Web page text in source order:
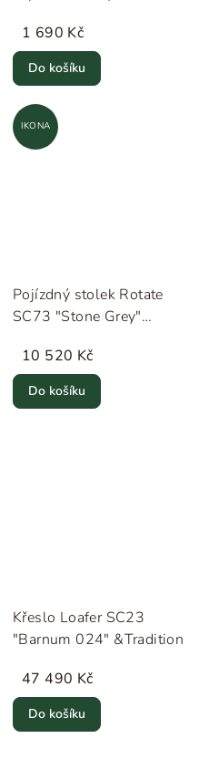
1 690 Kč
Do košíku
IKONA
Pojízdný stolek Rotate
SC73 "Stone Grey"
10 520 Kč
Do košíku
Křeslo Loafer SC23
"Barnum 024" &Tradition
47 490 Kč
Do košíku